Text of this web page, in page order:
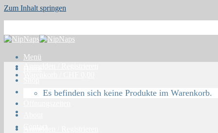
Zum Inhalt springen
Menü
Blog
Es befinden sich keine Produkte im Warenkorb.